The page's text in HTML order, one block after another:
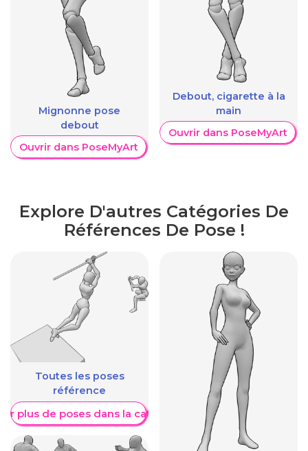
Mignonne pose
debout
Ouvrir dans PoseMyArt
Debout, cigarette à la
main
Ouvrir dans PoseMyArt
Explore D'autres Catégories De
Références De Pose !
Toutes les poses
référence
plus de poses dans la catégorie